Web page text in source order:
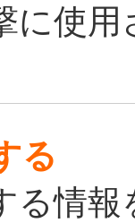
に使
る
る情